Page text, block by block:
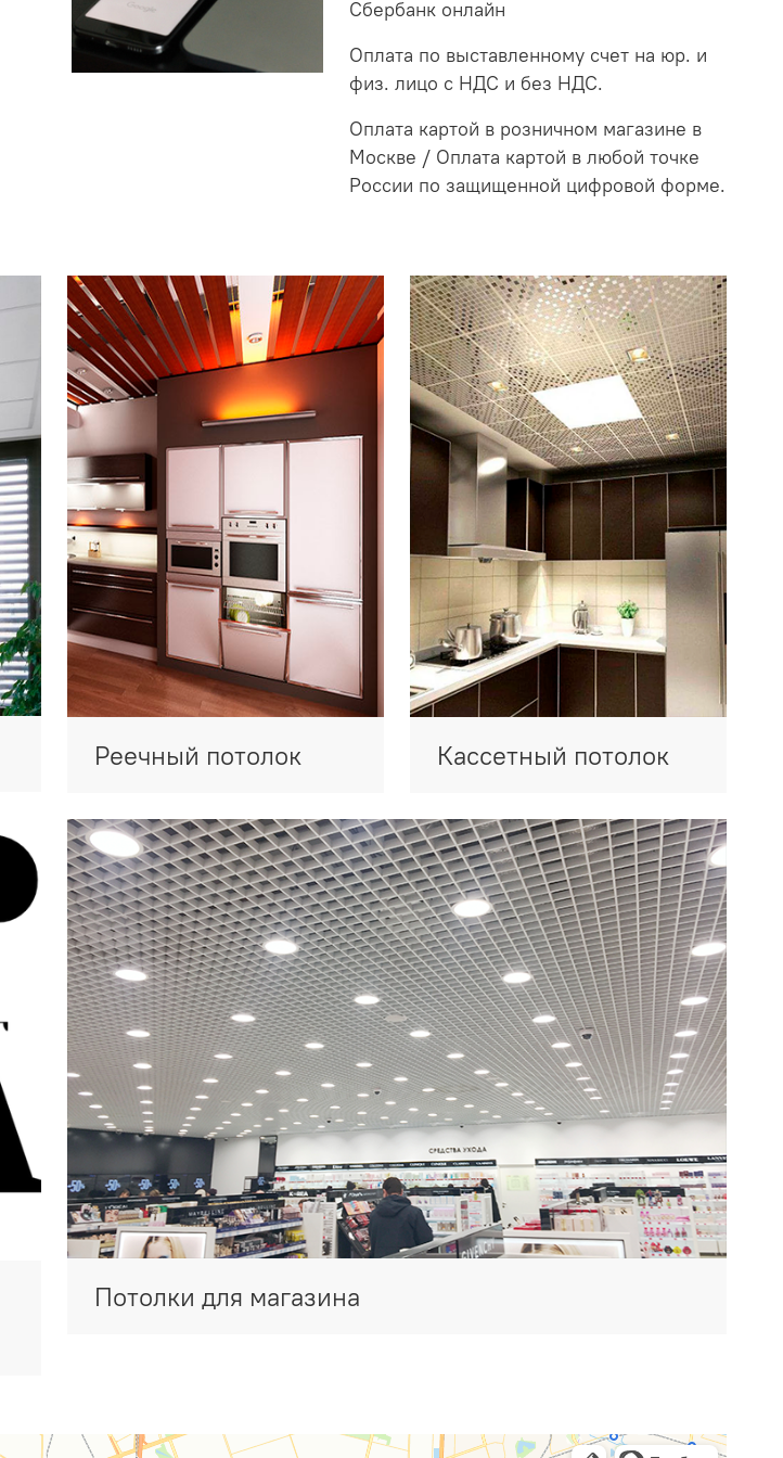
Сбербанк онлайн
Оплата по выставленному счет на юр. и
физ. лицо с НДС и без НДС.
Оплата картой в розничном магазине в
Москве / Оплата картой в любой точке
России по защищенной цифровой форме.
Реечный потолок Кассетный потолок
Потолки для магазина